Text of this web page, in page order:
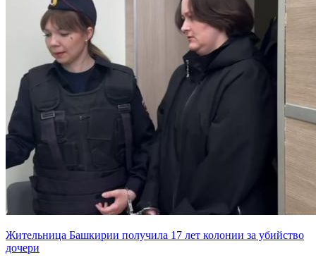
Жительница Башкирии получила 17 лет колонии за убийство
дочери